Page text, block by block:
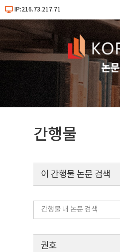
IP:216.73.217.71
간행물
이 간행물 논문 검색
권호